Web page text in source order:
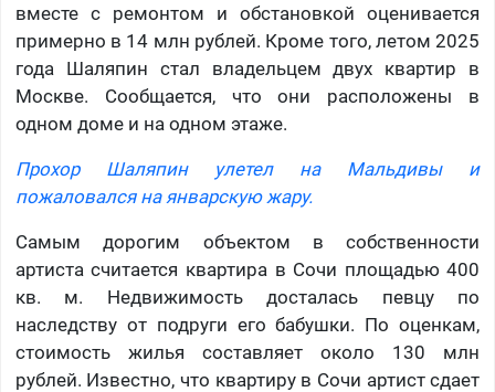
вместе с ремонтом и обстановкой оценивается
примерно в 14 млн рублей. Кроме того, летом 2025
года Шаляпин стал владельцем двух квартир в
Москве. Сообщается, что они расположены в
одном доме и на одном этаже.
Прохор Шаляпин улетел на Мальдивы и
пожаловался на январскую жару.
Самым дорогим объектом в собственности
артиста считается квартира в Сочи площадью 400
кв. м. Недвижимость досталась певцу по
наследству от подруги его бабушки. По оценкам,
стоимость жилья составляет около 130 млн
рублей. Известно, что квартиру в Сочи артист сдает